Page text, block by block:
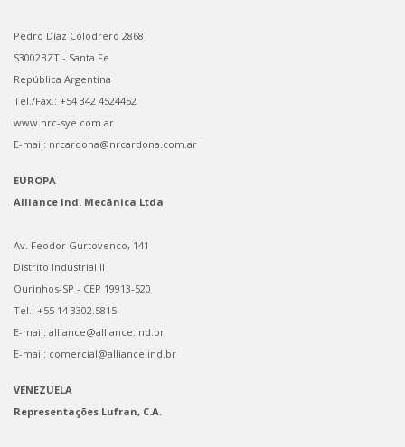
Pedro Díaz Colodrero 2868
S3002BZT - Santa Fe
República Argentina
Tel./Fax.: +54 342 4524452
www.nrc-sye.com.ar
E-mail: nrcardona@nrcardona.com.ar
EUROPA
Alliance Ind. Mecânica Ltda
Av. Feodor Gurtovenco, 141
Distrito Industrial II
Ourinhos-SP - CEP 19913-520
Tel.: +55 14 3302.5815
E-mail: alliance@alliance.ind.br
E-mail: comercial@alliance.ind.br
VENEZUELA
Representações Lufran, C.A.